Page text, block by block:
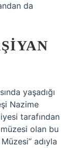
da
yaşadığı
Nazime
tarafından
müzesi olan bu
adıyla